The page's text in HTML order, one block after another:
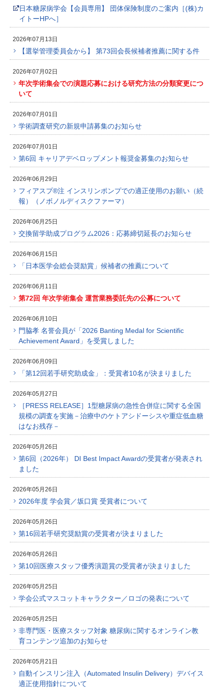
日本糖尿病学会【会員専用】 団体保険制度のご案内［(株)カ
イトーHPへ］
2026年07月13日
【選挙管理委員会から】 第73回会長候補者推薦に関する件
2026年07月02日
年次学術集会での演題応募における研究方法の分類変更につ
いて
2026年07月01日
学術調査研究の新規申請募集のお知らせ
2026年07月01日
第6回 キャリアデベロップメント報奨金募集のお知らせ
2026年06月29日
フィアスプ®注 インスリンポンプでの適正使用のお願い（続
報）（ノボノルディスクファーマ）
2026年06月25日
交換留学助成プログラム2026：応募締切延長のお知らせ
2026年06月15日
「日本医学会総会奨励賞」候補者の推薦について
2026年06月11日
第72回 年次学術集会 運営業務委託先の公募について
2026年06月10日
門脇孝 名誉会員が「2026 Banting Medal for Scientific
Achievement Award」を受賞しました
2026年06月09日
「第12回若手研究助成金」：受賞者10名が決まりました
2026年05月27日
［PRESS RELEASE］1型糖尿病の急性合併症に関する全国
規模の調査を実施－治療中のケトアシドーシスや重症低血糖
はなお残存－
2026年05月26日
第6回（2026年） DI Best Impact Awardの受賞者が発表され
ました
2026年05月26日
2026年度 学会賞／坂口賞 受賞者について
2026年05月26日
第16回若手研究奨励賞の受賞者が決まりました
2026年05月26日
第10回医療スタッフ優秀演題賞の受賞者が決まりました
2026年05月25日
学会公式マスコットキャラクター／ロゴの発表について
2026年05月25日
非専門医・医療スタッフ対象 糖尿病に関するオンライン教
育コンテンツ追加のお知らせ
2026年05月21日
自動インスリン注入（Automated Insulin Delivery）デバイス
適正使用指針について